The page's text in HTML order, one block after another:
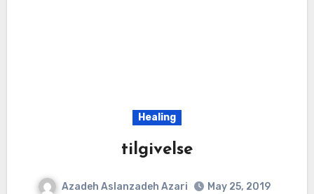
Healing
tilgivelse
Azadeh Aslanzadeh Azari
May 25, 2019